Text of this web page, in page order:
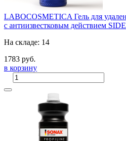
LABOCOSMETICA Гель для
с антиизвестковым действием
На складе: 14
1783 руб.
в корзину